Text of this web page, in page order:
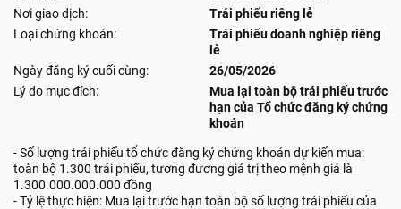
Nơi giao dịch:
Trái phiếu riêng lẻ
Loại chứng khoán:
Trái phiếu doanh nghiệp riêng
lẻ
Ngày đăng ký cuối cùng:
26/05/2026
Lý do mục đích:
Mua lại toàn bộ trái phiếu trước
hạn của Tổ chức đăng ký chứng
khoán
- Số lượng trái phiếu tổ chức đăng ký chứng khoán dự kiến mua:
toàn bộ 1.300 trái phiếu, tương đương giá trị theo mệnh giá là
1.300.000.000.000 đồng
- Tỷ lệ thực hiện: Mua lại trước hạn toàn bộ số lượng trái phiếu của